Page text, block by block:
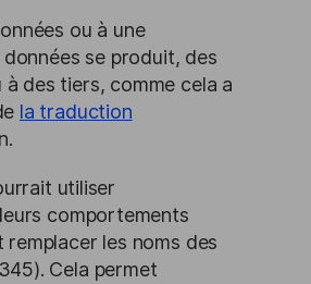
ou à une
se produit, des
des tiers, comme cela a
la traduction
utiliser
comportements
les noms des
Cela permet